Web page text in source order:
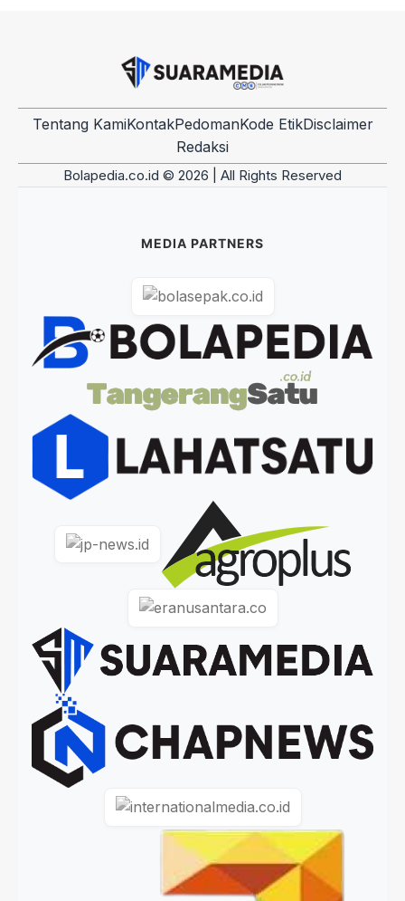
Tentang KamiKontakPedomanKode EtikDisclaimer
Redaksi
Bolapedia.co.id © 2026 | All Rights Reserved
MEDIA PARTNERS